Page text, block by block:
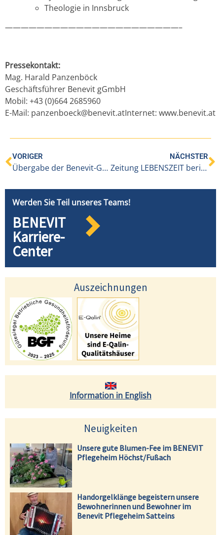
Theologie in Innsbruck
——————————————————————–
Pressekontakt:
Mag. Harald Panzenböck
Geschäftsführer Benevit gGmbH
Mobil: +43 (0)664 2685960
E-Mail: panzenboeck@benevit.atInternet: www.benevit.at
VORIGER
Übergabe der Benevit-Geschäftsführung zum Jahreswechsel 2013/14
NÄCHSTER
Zeitung LEBENSZEIT berichtet über Hospizkultur und Palliative Care bei Benevit
Werden Sie Teil unseres Teams!
BENEVIT
Karriere-
Center
Auszeichnungen
Information in English
Neuigkeiten
Unsere gute Blumen-Fee im BENEVIT
Pflegeheim Höchst/Fußach
Handorgelklänge begeistern unsere
Bewohnerinnen und Bewohner im
Benevit Pflegeheim Satteins